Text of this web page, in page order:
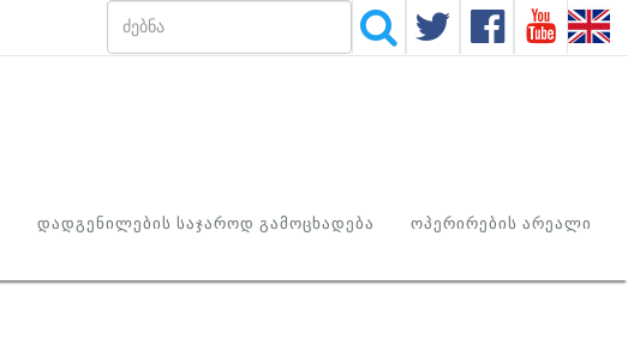
ᲓᲐᲓᲒᲔᲜᲘᲚᲔᲑᲘᲡ ᲡᲐᲯᲐᲠᲝᲓ ᲒᲐᲛᲝᲪᲮᲐᲓᲔᲑᲐ ᲝᲞᲔᲠᲘᲠᲔᲑᲘᲡ ᲐᲠᲔᲐᲚᲘ